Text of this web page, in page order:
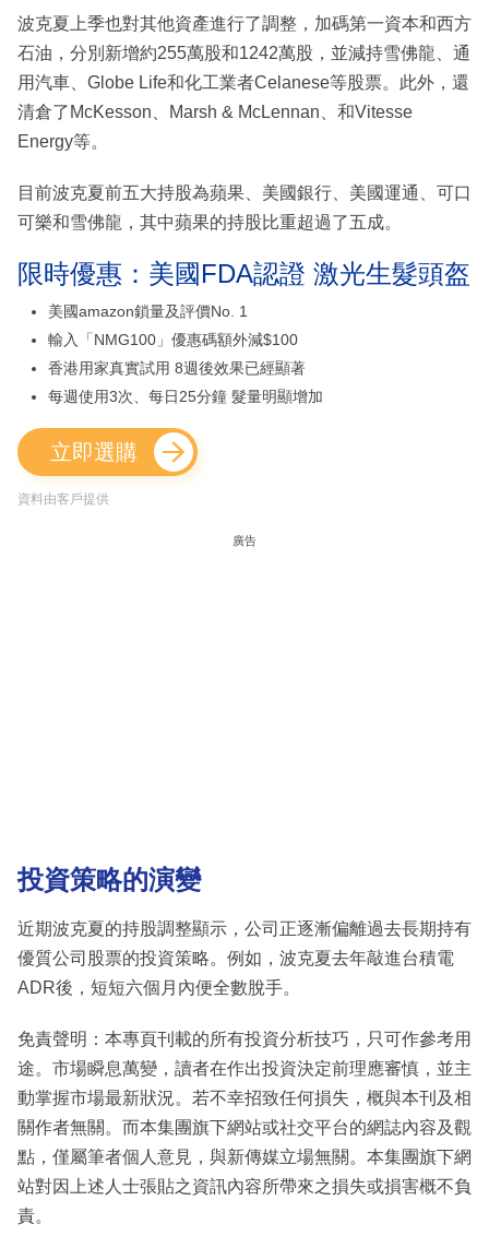
波克夏上季也對其他資產進行了調整，加碼第一資本和西方
石油，分別新增約255萬股和1242萬股，並減持雪佛龍、通
用汽車、Globe Life和化工業者Celanese等股票。此外，還
清倉了McKesson、Marsh & McLennan、和Vitesse
Energy等。
目前波克夏前五大持股為蘋果、美國銀行、美國運通、可口
可樂和雪佛龍，其中蘋果的持股比重超過了五成。
限時優惠：美國FDA認證 激光生髮頭盔
美國amazon鎖量及評價No. 1
輸入「NMG100」優惠碼額外減$100
香港用家真實試用 8週後效果已經顯著
每週使用3次、每日25分鐘 髮量明顯增加
立即選購
資料由客戶提供
廣告
投資策略的演變
近期波克夏的持股調整顯示，公司正逐漸偏離過去長期持有
優質公司股票的投資策略。例如，波克夏去年敲進台積電
ADR後，短短六個月內便全數脫手。
免責聲明：本專頁刊載的所有投資分析技巧，只可作參考用
途。市場瞬息萬變，讀者在作出投資決定前理應審慎，並主
動掌握市場最新狀況。若不幸招致任何損失，概與本刊及相
關作者無關。而本集團旗下網站或社交平台的網誌內容及觀
點，僅屬筆者個人意見，與新傳媒立場無關。本集團旗下網
站對因上述人士張貼之資訊內容所帶來之損失或損害概不負
責。